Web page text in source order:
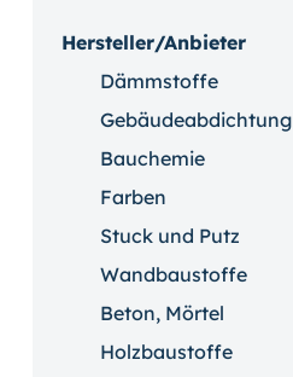
Hersteller/Anbieter
Dämmstoffe
Gebäudeabdichtung
Bauchemie
Farben
Stuck und Putz
Wandbaustoffe
Beton, Mörtel
Holzbaustoffe